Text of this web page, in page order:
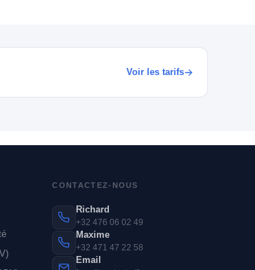
Voir les tarifs
CONTACTEZ-NOUS
Richard
+32 476 06 02 49
Maxime
+32 471 47 22 58
Email